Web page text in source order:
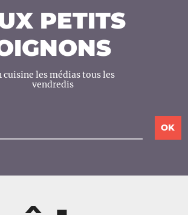
PETITS
cuisine les médias tous les
vendredis